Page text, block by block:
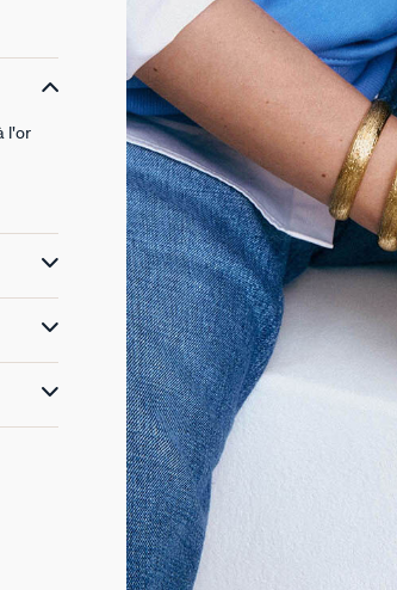
l'or